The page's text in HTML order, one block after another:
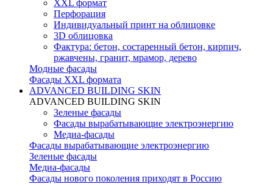
XXL формат
Перфорация
Индивидуальный принт на облицовке
3D облицовка
Фактура: бетон, состаренный бетон, кирпич,
ржавчены, гранит, мрамор, дерево
Модные фасады
Фасады XXL формата
ADVANCED BUILDING SKIN
ADVANCED BUILDING SKIN
Зеленые фасады
Фасады вырабатывающие электроэнергию
Медиа-фасады
Фасады вырабатывающие электроэнергию
Зеленые фасады
Медиа-фасады
Фасады нового поколения приходят в Россию